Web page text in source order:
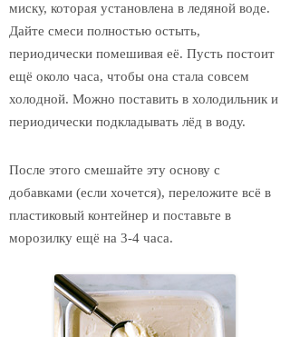
миску, которая установлена в ледяной воде.
Дайте смеси полностью остыть,
периодически помешивая её. Пусть постоит
ещё около часа, чтобы она стала совсем
холодной. Можно поставить в холодильник и
периодически подкладывать лёд в воду.
После этого смешайте эту основу с
добавками (если хочется), переложите всё в
пластиковый контейнер и поставьте в
морозилку ещё на 3-4 часа.